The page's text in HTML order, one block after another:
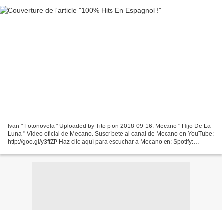
Ivan " Fotonovela " Uploaded by Tito p on 2018-09-16. Mecano " Hijo De La
Luna " Video oficial de Mecano. Suscríbete al canal de Mecano en YouTube:
http://goo.gl/y3ffZP Haz clic aquí para escuchar a Mecano en: Spotify: